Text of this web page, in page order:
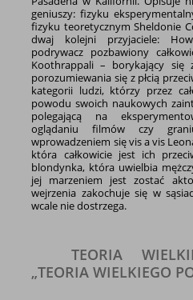
geniuszy: fizyku
fizyku teoretycznym Sheldonie
dwaj kolejni przyjaciele:
podrywacz pozbawiony
Koothrappali – borykający się
porozumiewania się z płcią
kategorii ludzi, którzy przez
powodu swoich naukowych
polegającą na
oglądaniu filmów czy
wprowadzeniem się vis a vis
która całkowicie jest ich
blondynka, która uwielbia
jej marzeniem jest zostać
wejrzenia zakochuje się w
wcale nie dostrzega.
TEORIA
„TEORIA WIELKIEGO